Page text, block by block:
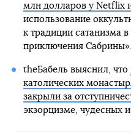
млн долларов у Netflix
использование
к традиции сатанизма
приключения Сабрины».
theБабель выяснил, что
католических
закрыли за
экзорцизме, чудесных